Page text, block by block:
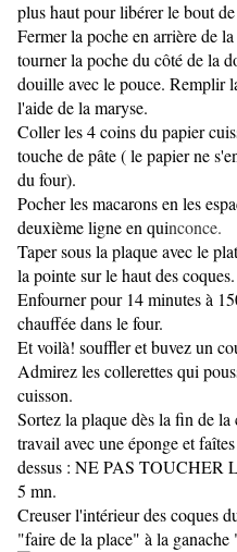
plus haut pour libérer le bout
Fermer la poche en arrière de
tourner la poche du côté de la
douille avec le pouce. Remplir
l'aide de la maryse.
Coller les 4 coins du papier
touche de pâte ( le papier ne
du four).
Pocher les macarons en les
deuxième ligne en quinconce.
Taper sous la plaque avec le
la pointe sur le haut des coques.
Enfourner pour 14 minutes à
chauffée dans le four.
Et voilà! souffler et buvez un
Admirez les collerettes qui
cuisson.
Sortez la plaque dès la fin de
travail avec une éponge et
dessus : NE PAS TOUCHER
5 mn.
Creuser l'intérieur des coques
"faire de la place" à la ganache